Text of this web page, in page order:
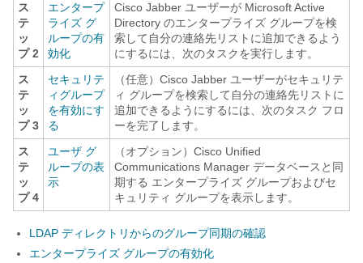
ス
テ
ッ
プ 2
エンタープ
ライズ グ
ループの有
効化
Cisco Jabber ユーザーが Microsoft Active
Directory のエンタープライズ グループを検
索して自分の連絡先リストに追加できるよう
にするには、次のタスクを実行します。
ス
テ
ッ
プ 3
セキュリテ
ィグループ
を有効にす
る
（任意）Cisco Jabber ユーザーがセキュリテ
ィ グループを検索して自分の連絡先リストに
追加できるようにするには、次のタスク フロ
ーを完了します。
ス
テ
ッ
プ 4
ユーザ グ
ループの表
示
（オプション）Cisco Unified
Communications Manager データベースと同
期する エンタープライズ グループおよびセ
キュリティ グループを表示します。
LDAP ディレクトリからのグループ同期の確認
エンタープライズ グループの有効化